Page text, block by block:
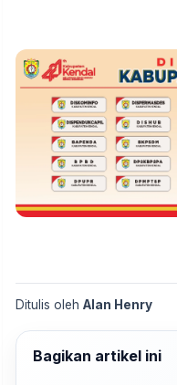
Ditulis oleh Alan Henry
Bagikan artikel ini